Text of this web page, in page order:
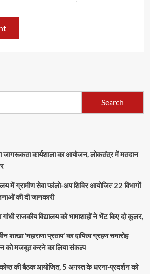
Search
जागरूकता कार्यशाला का आयोजन, लोकतंत्र में मतदान
में ग्रामीण सेवा फांलो-अप शिविर आयोजित 22 विभागों
की दी जानकारी
गांधी राजकीय विद्यालय को भामाशाहों ने भेंट किए दो कूलर,
शाखा ‘महाराणा प्रताप’ का दायित्व ग्रहण समारोह
को मजबूत करने का लिया संकल्प
की बैठक आयोजित, 5 अगस्त के धरना-प्रदर्शन को